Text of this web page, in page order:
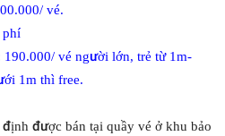
vé.
phí
vé người lớn, trẻ từ 1m-
1m thì free.
được bán tại quầy vé ở khu bảo